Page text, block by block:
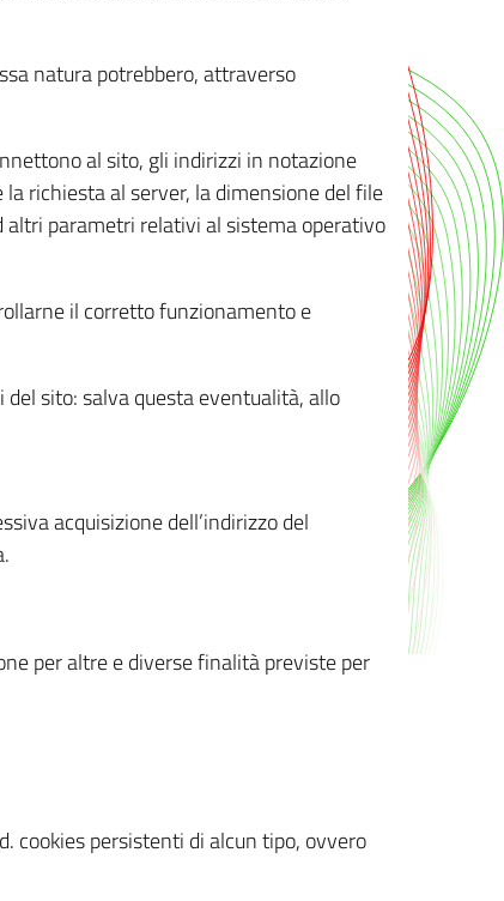
natura potrebbero, attraverso
al sito, gli indirizzi in notazione
richiesta al server, la dimensione del file
altri parametri relativi al sistema operativo
il corretto funzionamento e
sito: salva questa eventualità, allo
acquisizione dell’indirizzo del
per altre e diverse finalità previste per
cookies persistenti di alcun tipo, ovvero